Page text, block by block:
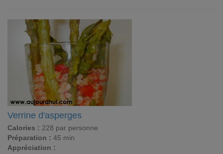
Verrine d'asperges
Calories : 228 par personne
Préparation : 45 min
Appréciation :